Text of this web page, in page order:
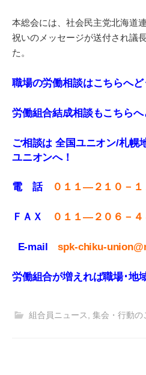
本総会には、社会民主党北海道
祝いのメッセージが送付され議
た。
職場の労働相談はこちらへど
労働組合結成相談もこちらへ
ご相談は 全国ユニオン/札幌
ユニオンへ！
電 話 ０１１—２１０－１
ＦＡＸ ０１１—２０６－４
E-mailspk-chiku-
労働組合が増えれば職場･地
組合員ニュース, 集会・行動の